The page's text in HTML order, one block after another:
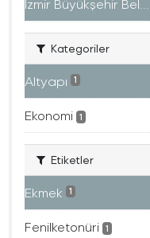
İzmir Büyükşehir Bel...
Kategoriler
Altyapı 1
Ekonomi 1
Etiketler
Ekmek 1
Fenilketonüri 1